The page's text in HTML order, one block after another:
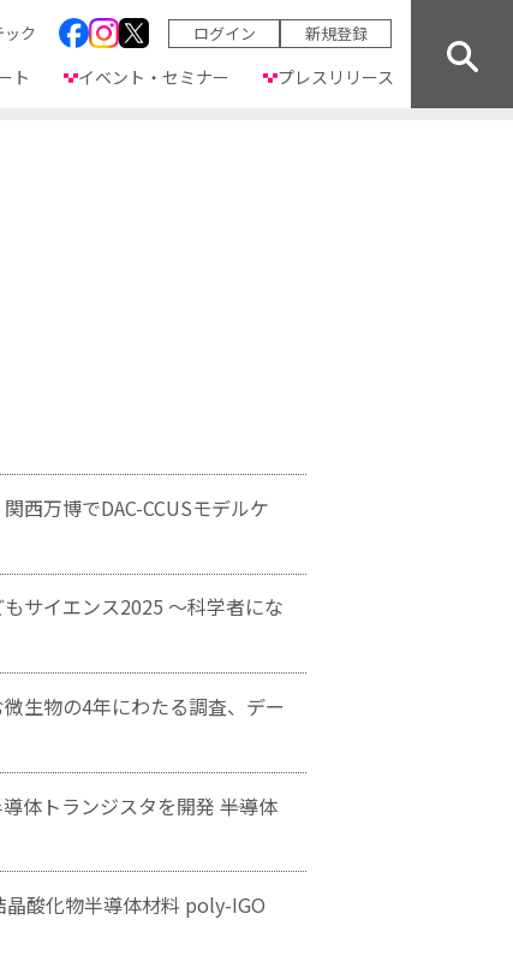
ト イベント・セミナー プレスリリース
ク ログイン 新規登録
西万博でDAC-CCUSモデルケ
サイエンス2025 ～科学者にな
生物の4年にわたる調査、デー
トランジスタを開発 ――半導体
晶酸化物半導体材料 poly-IGO